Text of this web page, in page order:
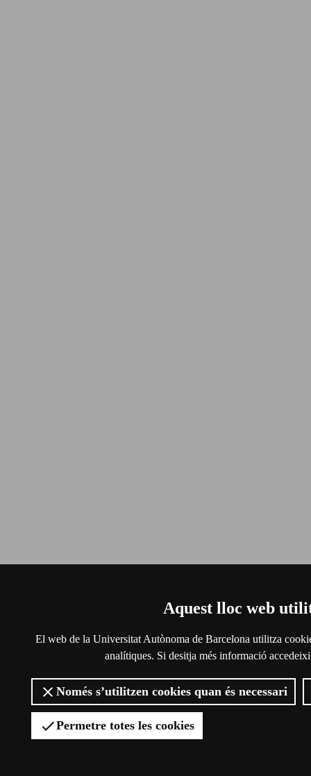
Aquest lloc web
El web de la Universitat Autònoma de Barcelona utilitza
analítiques. Si desitja més informació
Només s’utilitzen cookies quan és necessari
Permetre totes les cookies